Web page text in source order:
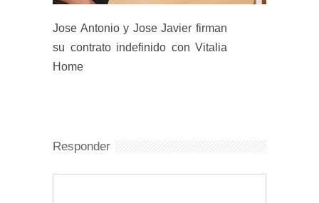
Jose Antonio y Jose Javier firman
su contrato indefinido con Vitalia
Home
Responder